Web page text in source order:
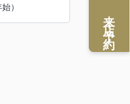
）
来店予約